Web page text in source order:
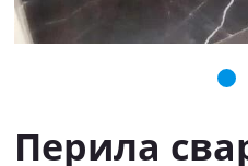
Перила